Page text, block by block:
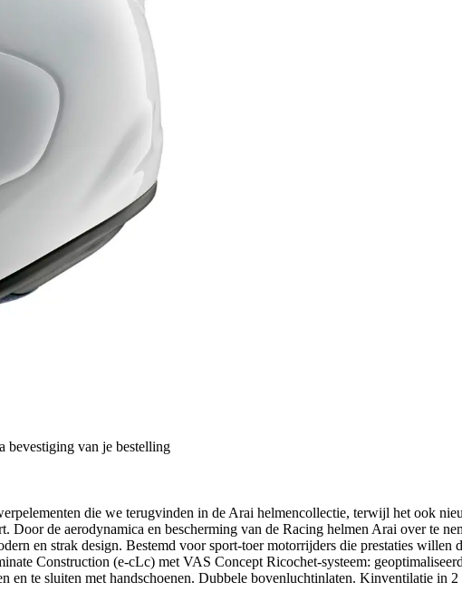
bevestiging van je bestelling
die we terugvinden in de Arai helmencollectie, terwijl het ook
Door de aerodynamica en bescherming van de Racing helmen Arai over te
en strak design. Bestemd voor sport-toer motorrijders die prestaties
Construction (e-cLc) met VAS Concept Ricochet-systeem:
te sluiten met handschoenen. Dubbele bovenluchtinlaten. Kinventilatie in